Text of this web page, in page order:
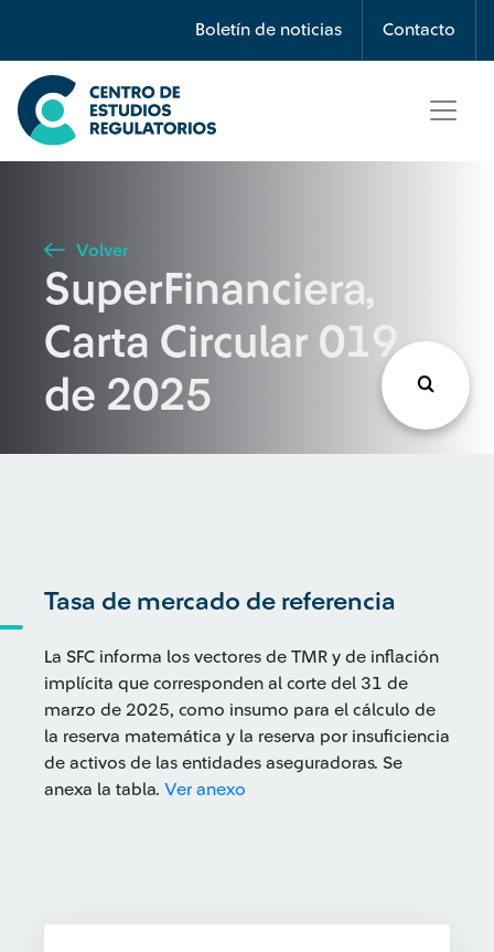
Boletín de noticias Contacto
Búsqueda
Seleccione país
Buscar
Volver
SuperFinanciera,
Carta Circular 019
de 2025
Tasa de mercado de referencia
La SFC informa los vectores de TMR y de inflación
implícita que corresponden al corte del 31 de
marzo de 2025, como insumo para el cálculo de
la reserva matemática y la reserva por insuficiencia
de activos de las entidades aseguradoras. Se
anexa la tabla. Ver anexo